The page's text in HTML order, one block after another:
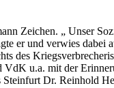
Zeichen. „ Unser
er und verwies
des
u.a. mit der
Dr. Reinhold